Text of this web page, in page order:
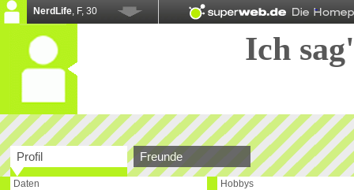
NerdLife, F, 30
Ich
Profil Freunde
Daten
Hobbys